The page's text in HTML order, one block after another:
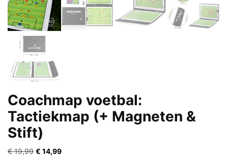
Coachmap voetbal:
Tactiekmap (+ Magneten &
Stift)
€19,99 Oorspronkelijke
€ 14,99Huidige